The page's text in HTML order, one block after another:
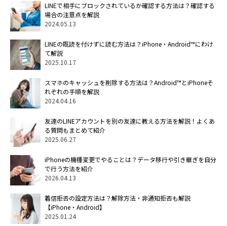
LINEで相手にブロックされているか確認する方法は？確認する
場合の注意点を解説
2024.05.13
LINEの既読を付けずに読む方法は？iPhone・Android™にわけ
て解説
2025.10.17
スマホのキャッシュを削除する方法は？Android™とiPhoneそ
れぞれの手順を解説
2024.04.16
友達のLINEアカウントを別の友達に教える方法を解説！よくあ
る質問もまとめて紹介
2025.06.27
iPhoneの機種変更でやることは？データ移行や引き継ぎを自分
で行う方法を紹介
2026.04.13
着信拒否の設定方法は？解除方法・非通知拒否も解説
【iPhone・Android】
2025.01.24